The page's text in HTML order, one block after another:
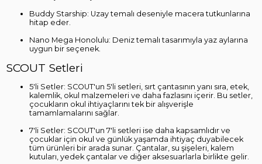
Buddy Starship: Uzay temalı deseniyle macera tutkunlarına
hitap eder.
Nano Mega Honolulu: Deniz temalı tasarımıyla yaz aylarına
uygun bir seçenek.
SCOUT Setleri
5'li Setler: SCOUT'un 5'li setleri, sırt çantasının yanı sıra, etek,
kalemlik, okul malzemeleri ve daha fazlasını içerir. Bu setler,
çocukların okul ihtiyaçlarını tek bir alışverişle
tamamlamalarını sağlar.
7'li Setler: SCOUT'un 7'li setleri ise daha kapsamlıdır ve
çocuklar için okul ve günlük yaşamda ihtiyaç duyabilecek
tüm ürünleri bir arada sunar. Çantalar, su şişeleri, kalem
kutuları, yedek çantalar ve diğer aksesuarlarla birlikte gelir.